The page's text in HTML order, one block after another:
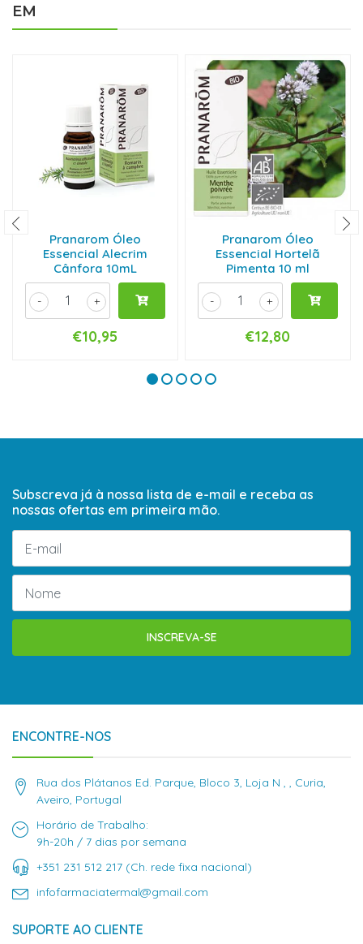
EM
Pranarom Óleo
Essencial Alecrim
Cânfora 10mL
+
-
€10,95
Pranarom Óleo
Essencial Hortelã
Pimenta 10 ml
+
-
€12,80
Subscreva já à nossa lista de e-mail e receba as
nossas ofertas em primeira mão.
INSCREVA-SE
ENCONTRE-NOS
Rua dos Plátanos Ed. Parque, Bloco 3, Loja N , , Curia,
Aveiro, Portugal
Horário de Trabalho:
9h-20h / 7 dias por semana
+351 231 512 217 (Ch. rede fixa nacional)
infofarmaciatermal@gmail.com
SUPORTE AO CLIENTE